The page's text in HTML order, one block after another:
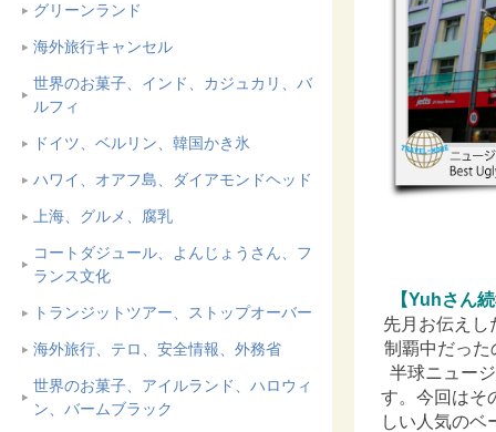
グリーンランド
海外旅行キャンセル
世界のお菓子、インド、カジュカリ、バ
ルフィ
ドイツ、ベルリン、韓国かき氷
ハワイ、オアフ島、ダイアモンドヘッド
上海、グルメ、腐乳
コートダジュール、よんじょうさん、フ
ランス文化
トランジットツアー、ストップオーバー
海外旅行、テロ、安全情報、外務省
世界のお菓子、アイルランド、ハロウィ
ン、バームブラック
【Yuhさん
先月お伝えし
制覇中だった
半球ニュー
す。今回はそ
しい人気のベ